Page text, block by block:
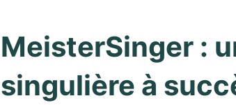
MeisterSinger :
singulière à